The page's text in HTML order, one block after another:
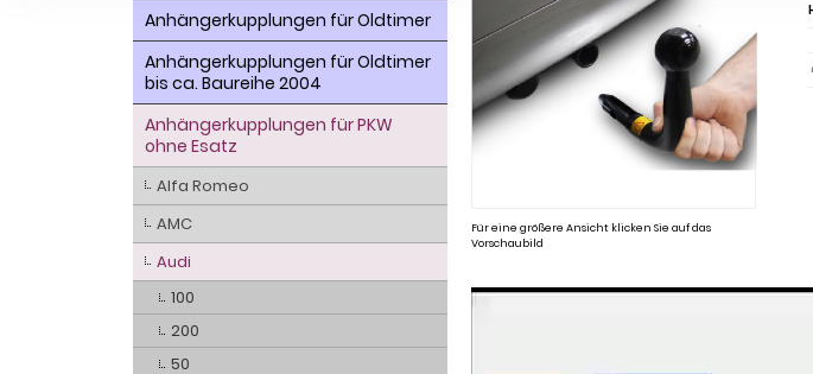
Für eine größere Ansicht klicken Sie auf das
Vorschaubild
Anhängerkupplungen für Oldtimer
Anhängerkupplungen für Oldtimer
bis ca. Baureihe 2004
Anhängerkupplungen für PKW
ohne Esatz
Alfa Romeo
AMC
Audi
100
200
50